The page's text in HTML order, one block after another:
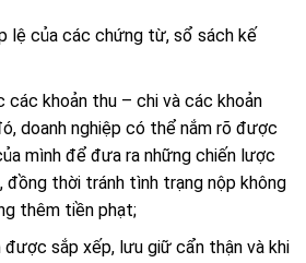
lệ của các chứng từ, sổ sách kế
các khoản thu – chi và các khoản
doanh nghiệp có thể nắm rõ được
mình để đưa ra những chiến lược
đồng thời tránh tình trạng nộp không
thêm tiền phạt;
sắp xếp, lưu giữ cẩn thận và khi